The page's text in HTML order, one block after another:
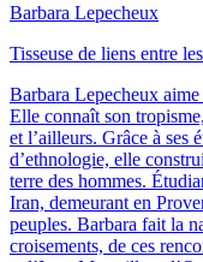
Barbara Lepecheux
Tisseuse de liens entre
Barbara Lepecheux
Elle connaît son
et l’ailleurs. Grâce à ses
d’ethnologie, elle
terre des hommes.
Iran, demeurant en
peuples. Barbara fait la
croisements, de ces